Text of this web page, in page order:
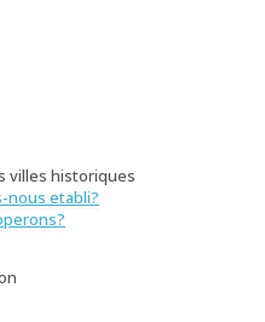
villes historiques
nous etabli?